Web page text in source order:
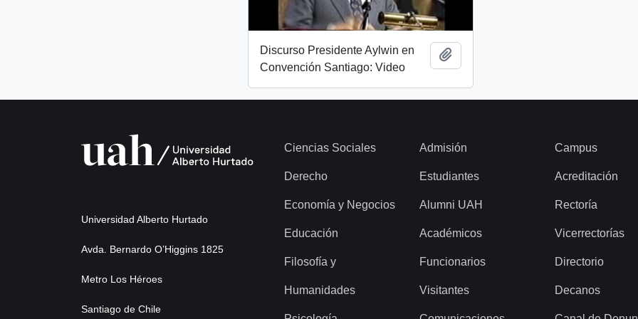
Discurso Presidente Aylwin en
Convención Santiago: Video
Universidad Alberto Hurtado
Avda. Bernardo O’Higgins 1825
Metro Los Héroes
Santiago de Chile
Ciencias Sociales
Derecho
Economía y Negocios
Educación
Filosofía y
Humanidades
Admisión
Estudiantes
Alumni UAH
Académicos
Funcionarios
Visitantes
Campus
Acreditación
Rectoría
Vicerrectorías
Directorio
Decanos